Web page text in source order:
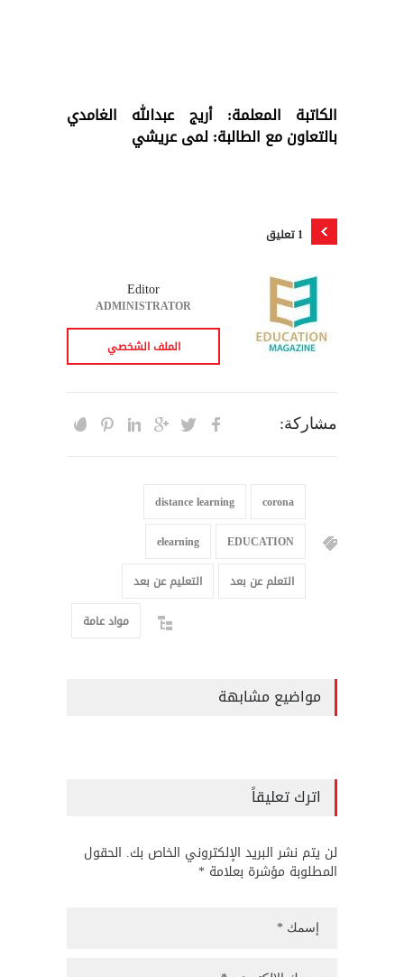
الكاتبة المعلمة: أريج عبدالله الغامدي
بالتعاون مع الطالبة: لمى عريشي
1 تعليق
Editor
ADMINISTRATOR
الملف الشخصي
مشاركة:
corona
distance learning
EDUCATION
elearning
التعلم عن بعد
التعليم عن بعد
مواد عامة
مواضيع مشابهة
اترك تعليقاً
لن يتم نشر البريد الإلكتروني الخاص بك. الحقول
المطلوبة مؤشرة بعلامة *